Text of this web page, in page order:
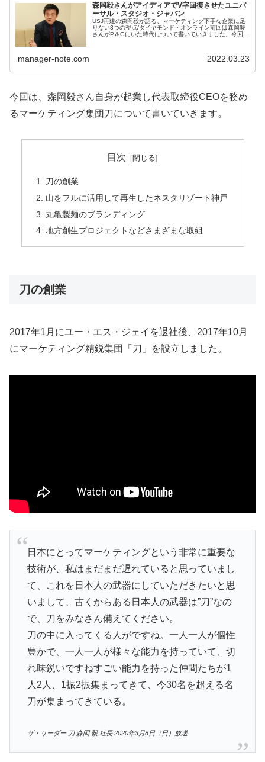
森岡毅さんがアイディアでV字回復させたユニバ
ーサル・スタジオ・ジャパン
USJ再建の森岡毅が語る、マーケティング下手な企業に足
りない3つの視点/ダイヤモンド・オンライン前回は森岡毅
さんがP＆Gにいた時代について書いていきました。今回
manager-note.com 2022.03.23
今回は、森岡毅さん自身が起業し代表取締役CEOを務め
るマーケティング集団刀について書いていきます。
目次
刀の創業
山をフルに活用して再生したネスタリゾート神戸
丸亀製麺のブランディング
地方創生プロジェクトなどさまざまな取組
刀の創業
2017年1月にユー・エス・ジェイを退社後、2017年10月
にマーケティング精鋭集団「刀」を設立しました。
日本にとってマーケティングという非常に重要な
技術が、私はまだまだ遅れていると思っていまし
て、これを日本人の武器にしていただきたいと思
いまして、古くからある日本人の武器は”刀”なの
で、刀をみなさん備えてください。
刀の中に入ってくる人がですね。一人一人が個性
豊かで、一人一人が様々な能力を持っていて、切
れ味鋭いですねすごい能力を持った仲間たちが1
人2人、1振2振集まってきて、今30名を超える名
刀が集まってきている。
ザ・リーダー 刀 森岡 毅 社長 2020年3月8日（日）放送